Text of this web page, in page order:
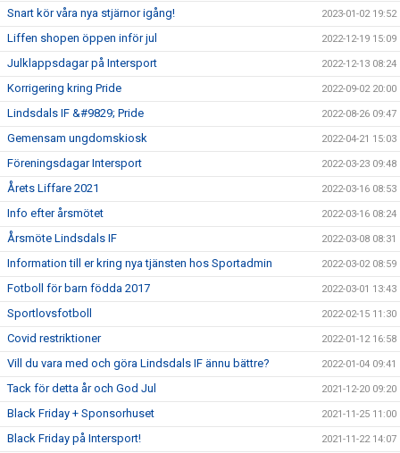
Snart kör våra nya stjärnor igång! 2023-01-02 19:52
Liffen shopen öppen inför jul 2022-12-19 15:09
Julklappsdagar på Intersport 2022-12-13 08:24
Korrigering kring Pride 2022-09-02 20:00
Lindsdals IF &#9829; Pride 2022-08-26 09:47
Gemensam ungdomskiosk 2022-04-21 15:03
Föreningsdagar Intersport 2022-03-23 09:48
Årets Liffare 2021 2022-03-16 08:53
Info efter årsmötet 2022-03-16 08:24
Årsmöte Lindsdals IF 2022-03-08 08:31
Information till er kring nya tjänsten hos Sportadmin 2022-03-02 08:59
Fotboll för barn födda 2017 2022-03-01 13:43
Sportlovsfotboll 2022-02-15 11:30
Covid restriktioner 2022-01-12 16:58
Vill du vara med och göra Lindsdals IF ännu bättre? 2022-01-04 09:41
Tack för detta år och God Jul 2021-12-20 09:20
Black Friday + Sponsorhuset 2021-11-25 11:00
Black Friday på Intersport! 2021-11-22 14:07